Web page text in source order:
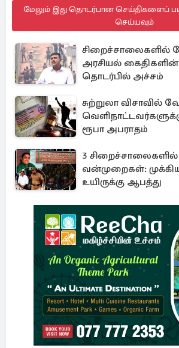
மேலும் இது தொடர்பான செய்திகளைப்
செய்யவும்
சிறைச்சாலைகளில்
அரசியல் கைதிகளின்
தொடர்பில் அச்சம்
சுற்றுலா விசாவில்
ரூபா அபராதம்
3
வன்முறைகள்:
உயிருக்கு ஆபத்து